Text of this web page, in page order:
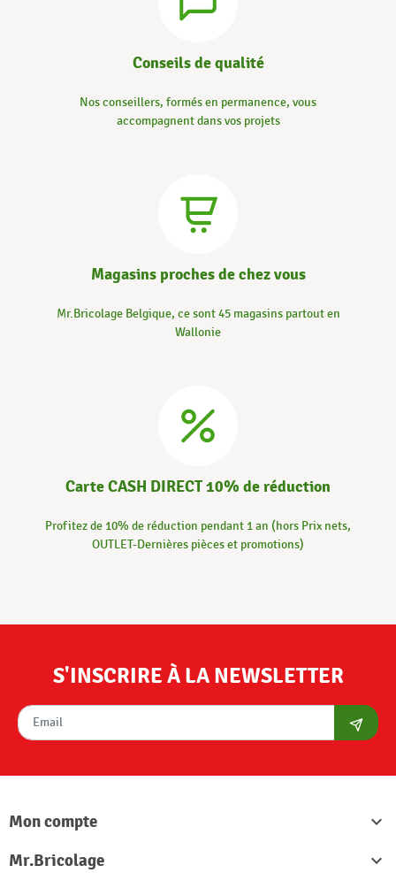
Conseils de qualité
Nos conseillers, formés en permanence, vous
accompagnent dans vos projets
Magasins proches de chez vous
Mr.Bricolage Belgique, ce sont 45 magasins partout en
Wallonie
Carte CASH DIRECT 10% de réduction
Profitez de 10% de réduction pendant 1 an (hors Prix nets,
OUTLET-Dernières pièces et promotions)
S'INSCRIRE À LA NEWSLETTER
Mon compte

Mr.Bricolage
